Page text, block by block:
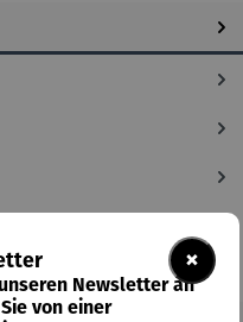
×
Newsletter an
von einer